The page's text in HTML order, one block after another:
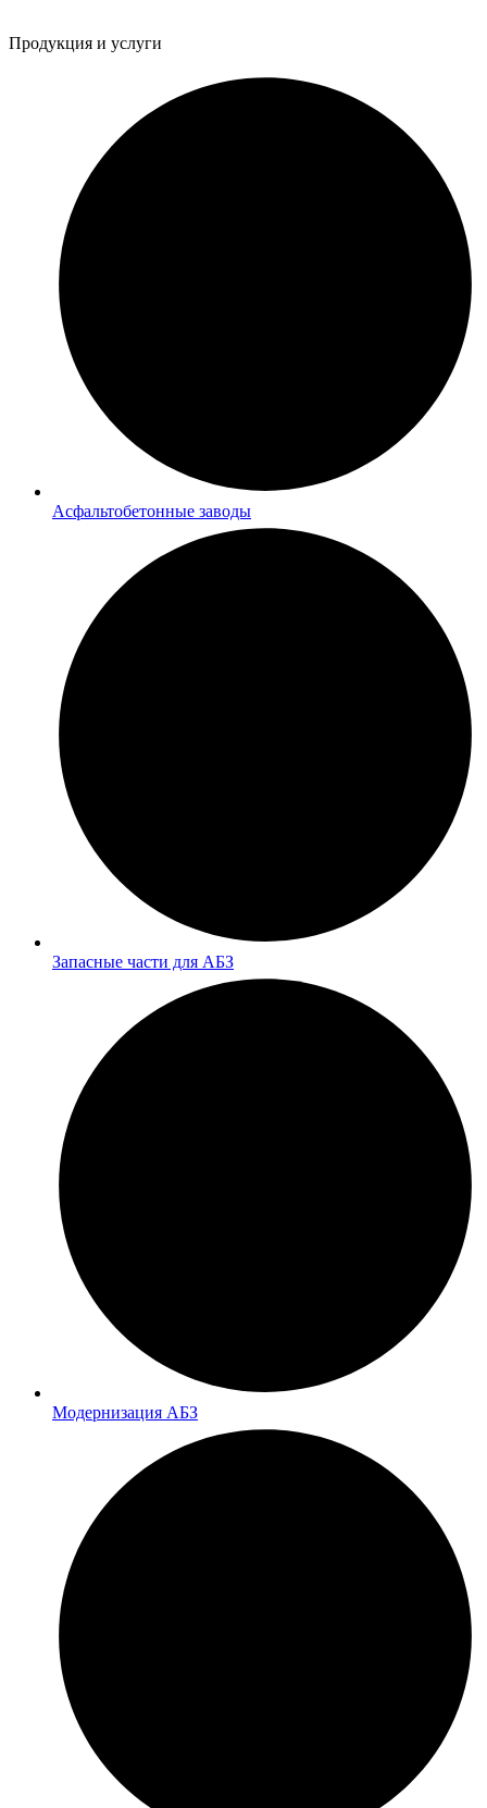
Продукция и услуги
Асфальтобетонные заводы
Запасные части для АБЗ
Модернизация АБЗ